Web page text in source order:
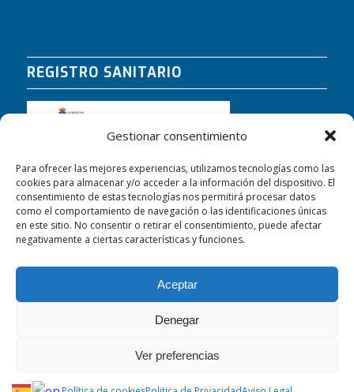
Gestionar consentimiento
Para ofrecer las mejores experiencias, utilizamos tecnologías como las
cookies para almacenar y/o acceder a la información del dispositivo. El
consentimiento de estas tecnologías nos permitirá procesar datos
como el comportamiento de navegación o las identificaciones únicas
en este sitio. No consentir o retirar el consentimiento, puede afectar
negativamente a ciertas características y funciones.
Aceptar
Denegar
Ver preferencias
REGISTRO SANITARIO
CLÍNICA PIÑAL © Copyright |
Desarrollado por Maremagno
Política de cookies (UE)
Accesibilidad Aviso Legal